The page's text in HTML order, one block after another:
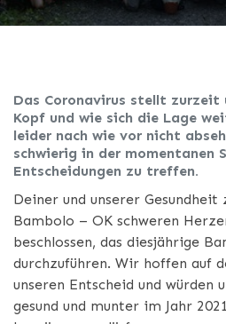
Das Coronavirus stellt zurzeit
Kopf und wie sich die Lage
leider nach wie vor nicht
schwierig in der momentanen
Entscheidungen zu treffen.
Deiner und unserer
Bambolo – OK schweren
beschlossen, das diesjährige
durchzuführen. Wir hoffen auf
unseren Entscheid und würden
gesund und munter im Jahr